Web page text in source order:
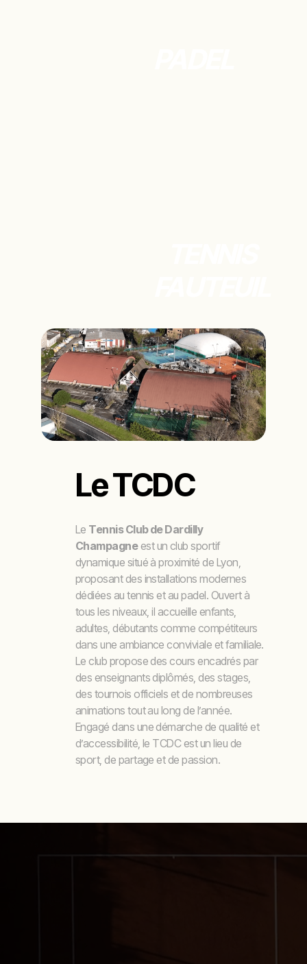
Le TCDC
Le Tennis Club de Dardilly
Champagneest un club sportif
dynamique situé à proximité de Lyon,
proposant des installations modernes
dédiées au tennis et au padel. Ouvert à
tous les niveaux, il accueille enfants,
adultes, débutants comme compétiteurs
dans une ambiance conviviale et familiale.
Le club propose des cours encadrés par
des enseignants diplômés, des stages,
des tournois officiels et de nombreuses
animations tout au long de l’année.
Engagé dans une démarche de qualité et
d’accessibilité, le TCDC est un lieu de
sport, de partage et de passion.